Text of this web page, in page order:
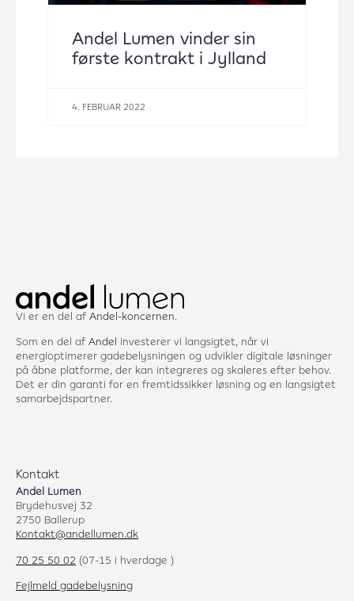
Andel Lumen vinder sin
første kontrakt i Jylland
4. FEBRUAR 2022
Vi er en del af Andel-koncernen.
Som en del af Andel investerer vi langsigtet, når vi
energioptimerer gadebelysningen og udvikler digitale løsninger
på åbne platforme, der kan integreres og skaleres efter behov.
Det er din garanti for en fremtidssikker løsning og en langsigtet
samarbejdspartner.
Kontakt
Andel Lumen
Brydehusvej 32
2750 Ballerup
Kontakt@andellumen.dk
70 25 50 02 (07-15 i hverdage )
Fejlmeld gadebelysning